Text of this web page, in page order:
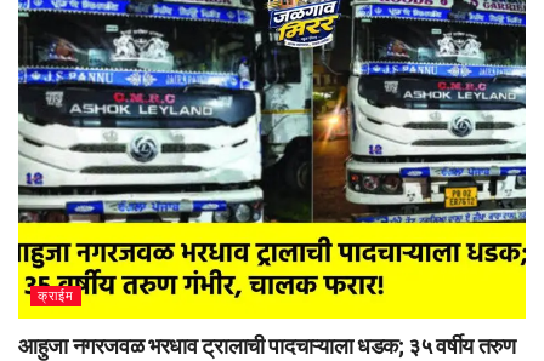
क्राईम
आहुजा नगरजवळ भरधाव ट्रालाची पादचाऱ्याला धडक; ३५ वर्षीय तरुण